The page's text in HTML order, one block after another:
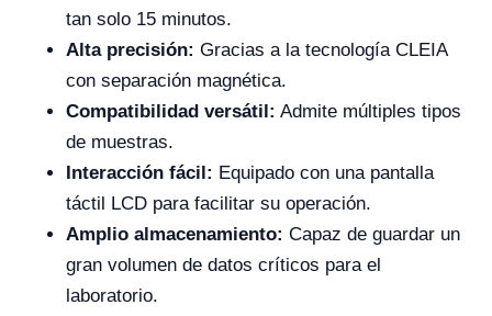
tan solo 15 minutos.
Alta precisión: Gracias a la tecnología CLEIA
con separación magnética.
Compatibilidad versátil: Admite múltiples tipos
de muestras.
Interacción fácil: Equipado con una pantalla
táctil LCD para facilitar su operación.
Amplio almacenamiento: Capaz de guardar un
gran volumen de datos críticos para el
laboratorio.